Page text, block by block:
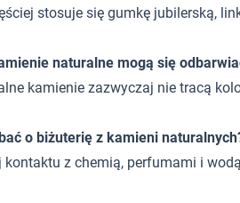
stosuje się gumkę jubilerską,
naturalne mogą się
kamienie zazwyczaj nie tracą
o biżuterię z kamieni
kontaktu z chemią, perfumami i